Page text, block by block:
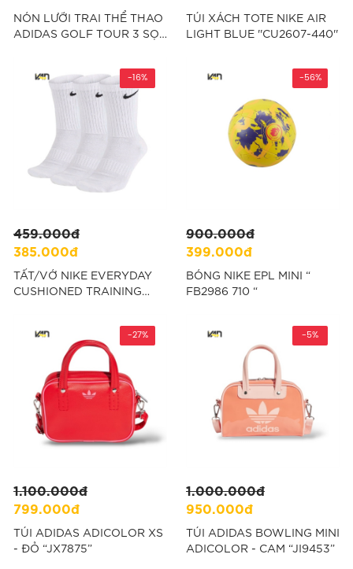
NÓN LƯỠI TRAI THỂ THAO
ADIDAS GOLF TOUR 3 SỌC
TÚI XÁCH TOTE NIKE AIR
LIGHT BLUE ''CU2607-440''
459.000đ
385.000đ
-16%
TẤT/VỚ NIKE EVERYDAY
CUSHIONED TRAINING
900.000đ
399.000đ
-56%
BÓNG NIKE EPL MINI “
FB2986 710 “
1.100.000đ
799.000đ
-27%
TÚI ADIDAS ADICOLOR XS
- ĐỎ “JX7875”
1.000.000đ
950.000đ
-5%
TÚI ADIDAS BOWLING MINI
ADICOLOR - CAM “JI9453”